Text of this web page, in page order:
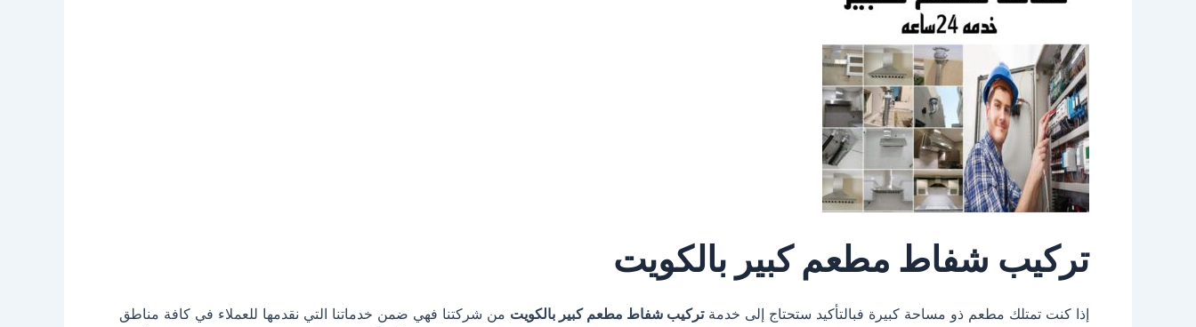
تركيب شفاط مطعم كبير بالكويت
إذا كنت تمتلك مطعم ذو مساحة كبيرة فبالتأكيد ستحتاج إلى خدمةتركيب شفاط مطعم كبير بالكويت من شركتنا فهي ضمن خدماتنا التي نقدمها للعملاء في كافة مناطق